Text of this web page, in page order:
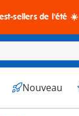
sellers de l'été ☀️
Nouveau